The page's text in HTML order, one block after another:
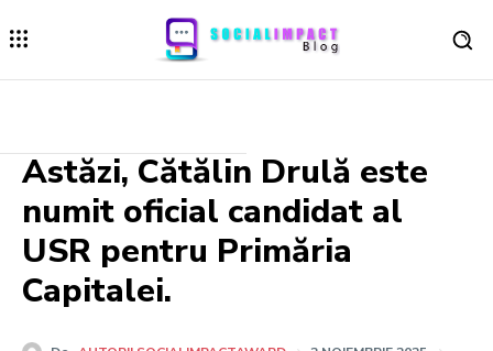
Astăzi, Cătălin Drulă este
numit oficial candidat al
USR pentru Primăria
Capitalei.